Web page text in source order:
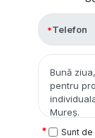
Telefon
Sunt de